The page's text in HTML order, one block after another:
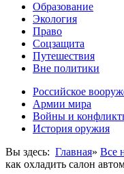
Образование
Экология
Право
Соцзащита
Путешествия
Вне политики
Российское
Армии мира
Войны и
История оружия
Вы здесь: Главная» Все
как охладить салон